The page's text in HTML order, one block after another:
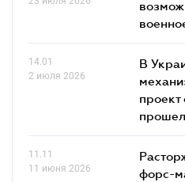
14.01
2 июля 2026
В
проект
11.11
11 июня 2026
форс-